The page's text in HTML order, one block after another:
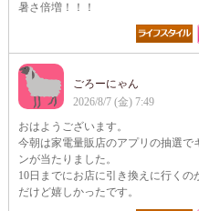
暑さ倍増！！！
ごろーにゃん
2026/8/7 (金) 7:49
おはようございます。
今朝は家電量販店のアプリの抽選で
ンが当たりました。
10日までにお店に引き換えに行くの
だけど嬉しかったです。